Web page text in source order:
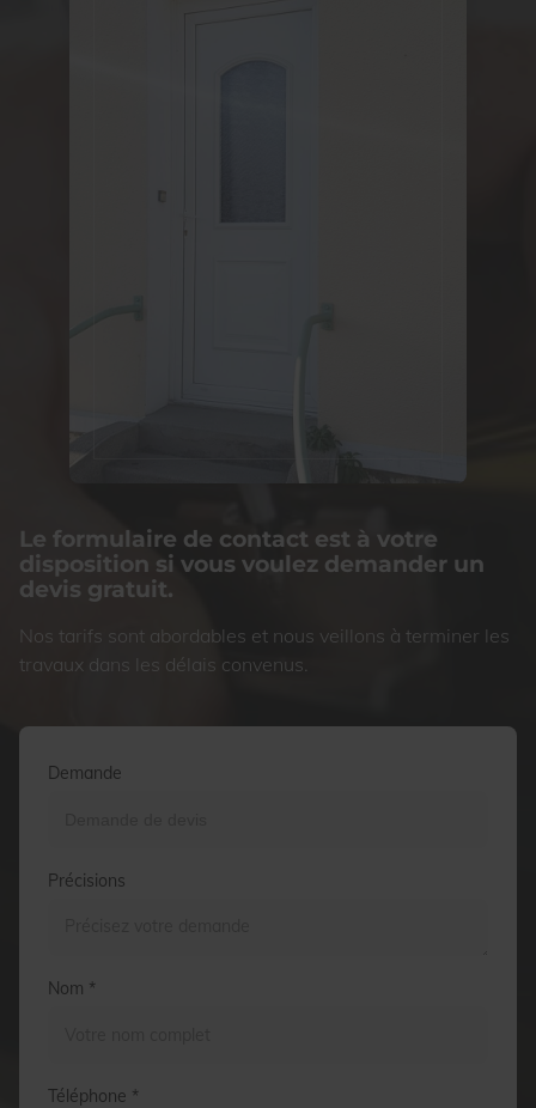
Le formulaire de contact est à votre
disposition si vous voulez demander un
devis gratuit.
Nos tarifs sont abordables et nous veillons à terminer les
travaux dans les délais convenus.
Demande
Précisions
Nom *
Téléphone *